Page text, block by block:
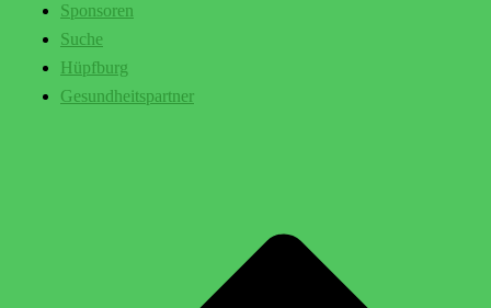
Sponsoren
Suche
Hüpfburg
Gesundheitspartner